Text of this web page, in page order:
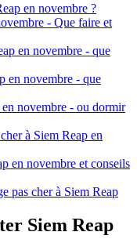
en novembre ?
- Que faire et
en novembre - que
en novembre - que
novembre - ou dormir
à Siem Reap en
en novembre et conseils
pas cher à Siem Reap
Siem Reap